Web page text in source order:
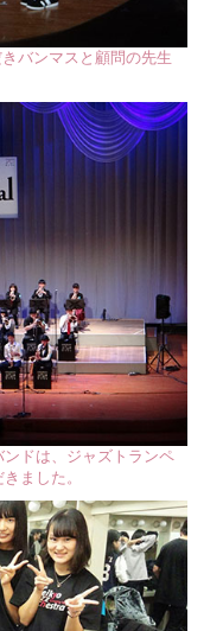
バンマスと顧問の先生
ドは、ジャズトランペ
ました。